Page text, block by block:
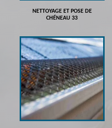
NETTOYAGE ET POSE DE
CHÉNEAU 33